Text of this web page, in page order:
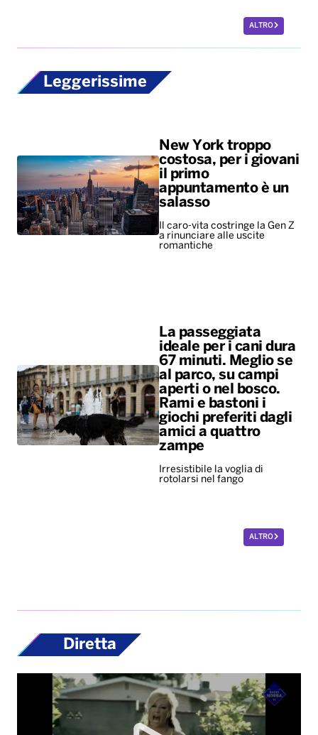
ALTRO
Leggerissime
New York troppo
costosa, per i giovani
il primo
appuntamento è un
salasso
Il caro-vita costringe la Gen Z
a rinunciare alle uscite
romantiche
La passeggiata
ideale per i cani dura
67 minuti. Meglio se
al parco, su campi
aperti o nel bosco.
Rami e bastoni i
giochi preferiti dagli
amici a quattro
zampe
Irresistibile la voglia di
rotolarsi nel fango
ALTRO
Diretta